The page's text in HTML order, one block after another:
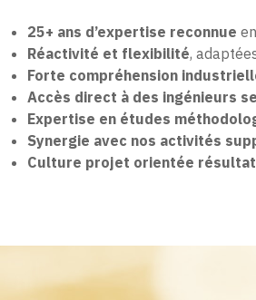
25+ ans d’expertise reconnue
Réactivité et flexibilité,
Forte compréhension
Accès direct à des ingénieurs
Expertise en études
Synergie avec nos activités
Culture projet orientée résultat